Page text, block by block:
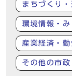
まちづくり
環境情報・
産業経済・
その他の市